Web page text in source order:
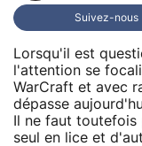
Suivez-nous
Lorsqu'il est
l'attention se
WarCraft et avec
dépasse
Il ne faut
seul en lice et